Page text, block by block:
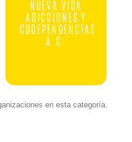
NUEVA VIDA
ADICCIONES Y
CODEPENDENCIAS
A.C.
en esta categoría.